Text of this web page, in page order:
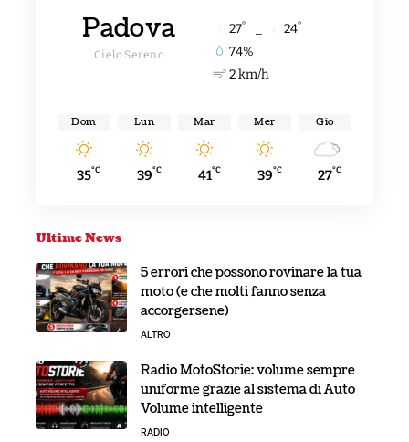
Padova
Cielo Sereno
27° 24°
74%
2 km/h
Dom
35°C
Lun
39°C
Mar
41°C
Mer
39°C
Gio
27°C
Ultime News
5 errori che possono rovinare la tua
moto (e che molti fanno senza
accorgersene)
ALTRO
Radio MotoStorie: volume sempre
uniforme grazie al sistema di Auto
Volume intelligente
RADIO